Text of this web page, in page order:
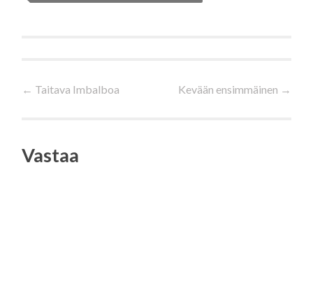
Artikkelien
← Taitava Imbalboa Kevään ensimmäinen →
Vastaa